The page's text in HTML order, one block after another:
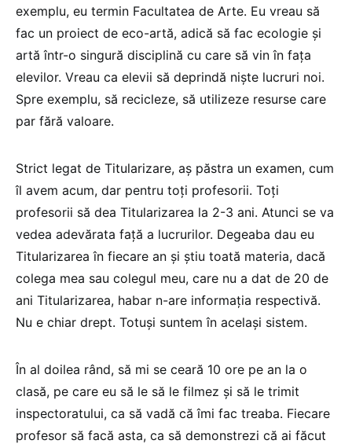
exemplu, eu termin Facultatea de Arte. Eu vreau să
fac un proiect de eco-artă, adică să fac ecologie și
artă într-o singură disciplină cu care să vin în fața
elevilor. Vreau ca elevii să deprindă niște lucruri noi.
Spre exemplu, să recicleze, să utilizeze resurse care
par fără valoare.
Strict legat de Titularizare, aș păstra un examen, cum
îl avem acum, dar pentru toți profesorii. Toți
profesorii să dea Titularizarea la 2-3 ani. Atunci se va
vedea adevărata față a lucrurilor. Degeaba dau eu
Titularizarea în fiecare an și știu toată materia, dacă
colega mea sau colegul meu, care nu a dat de 20 de
ani Titularizarea, habar n-are informația respectivă.
Nu e chiar drept. Totuși suntem în același sistem.
În al doilea rând, să mi se ceară 10 ore pe an la o
clasă, pe care eu să le să le filmez și să le trimit
inspectoratului, ca să vadă că îmi fac treaba. Fiecare
profesor să facă asta, ca să demonstrezi că ai făcut